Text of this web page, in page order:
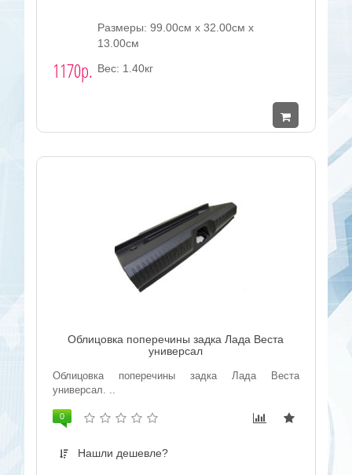
1170р.
Размеры: 99.00см x 32.00см x
13.00см
Вес: 1.40кг
Облицовка поперечины задка Лада Веста
универсал
Облицовка поперечины задка Лада Веста
универсал. ..
0
Нашли дешевле?